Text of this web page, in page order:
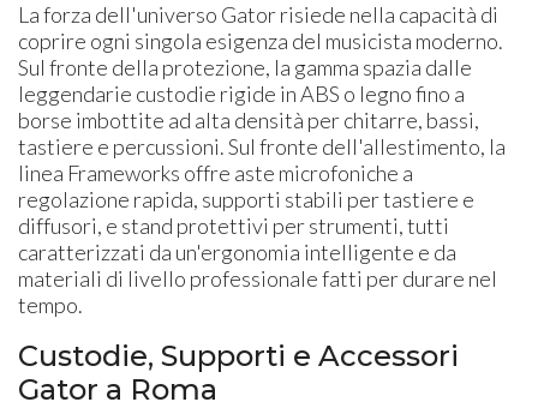
La forza dell'universo Gator risiede nella capacità di
coprire ogni singola esigenza del musicista moderno.
Sul fronte della protezione, la gamma spazia dalle
leggendarie custodie rigide in ABS o legno fino a
borse imbottite ad alta densità per chitarre, bassi,
tastiere e percussioni. Sul fronte dell'allestimento, la
linea Frameworks offre aste microfoniche a
regolazione rapida, supporti stabili per tastiere e
diffusori, e stand protettivi per strumenti, tutti
caratterizzati da un'ergonomia intelligente e da
materiali di livello professionale fatti per durare nel
tempo.
Custodie, Supporti e Accessori
Gator a Roma